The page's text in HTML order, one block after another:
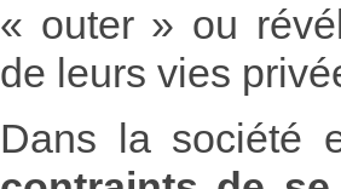
« outer » ou
de leurs vies
Dans la société